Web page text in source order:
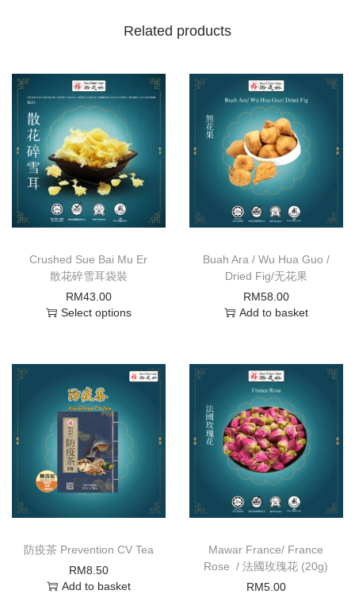
Related products
Crushed Sue Bai Mu Er
散花碎雪耳袋裝
RM43.00
Select options
Buah Ara / Wu Hua Guo /
Dried Fig/无花果
RM58.00
Add to basket
防疫茶 Prevention CV Tea
RM8.50
Add to basket
Mawar France/ France
Rose / 法國玫瑰花 (20g)
RM5.00